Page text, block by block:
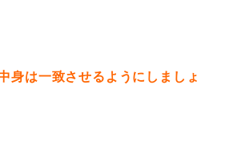
身は一致させるようにしましょ